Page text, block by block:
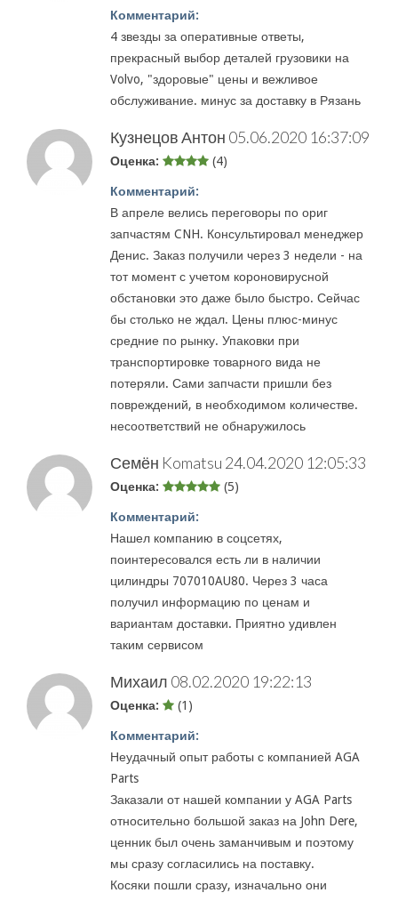
Комментарий:
4 звезды за оперативные ответы,
прекрасный выбор деталей грузовики на
Volvo, "здоровые" цены и вежливое
обслуживание. минус за доставку в Рязань
Кузнецов Антон 05.06.2020 16:37:09
Оценка: (4)
Комментарий:
В апреле велись переговоры по ориг
запчастям CNH. Консультировал менеджер
Денис. Заказ получили через 3 недели - на
тот момент с учетом короновирусной
обстановки это даже было быстро. Сейчас
бы столько не ждал. Цены плюс-минус
средние по рынку. Упаковки при
транспортировке товарного вида не
потеряли. Сами запчасти пришли без
повреждений, в необходимом количестве.
несоответствий не обнаружилось
Семён Komatsu 24.04.2020 12:05:33
Оценка: (5)
Комментарий:
Нашел компанию в соцсетях,
поинтересовался есть ли в наличии
цилиндры 707010AU80. Через 3 часа
получил информацию по ценам и
вариантам доставки. Приятно удивлен
таким сервисом
Михаил 08.02.2020 19:22:13
Оценка: (1)
Комментарий:
Неудачный опыт работы с компанией AGA
Parts
Заказали от нашей компании у AGA Parts
относительно большой заказ на John Dere,
ценник был очень заманчивым и поэтому
мы сразу согласились на поставку.
Косяки пошли сразу, изначально они